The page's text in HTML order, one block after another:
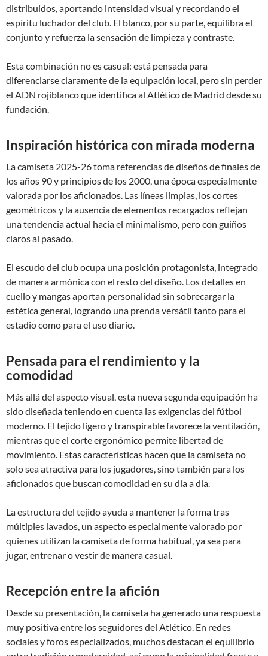
distribuidos, aportando intensidad visual y recordando el
espíritu luchador del club. El blanco, por su parte, equilibra el
conjunto y refuerza la sensación de limpieza y contraste.
Esta combinación no es casual: está pensada para
diferenciarse claramente de la equipación local, pero sin perder
el ADN rojiblanco que identifica al Atlético de Madrid desde su
fundación.
Inspiración histórica con mirada moderna
La camiseta 2025-26 toma referencias de diseños de finales de
los años 90 y principios de los 2000, una época especialmente
valorada por los aficionados. Las líneas limpias, los cortes
geométricos y la ausencia de elementos recargados reflejan
una tendencia actual hacia el minimalismo, pero con guiños
claros al pasado.
El escudo del club ocupa una posición protagonista, integrado
de manera armónica con el resto del diseño. Los detalles en
cuello y mangas aportan personalidad sin sobrecargar la
estética general, logrando una prenda versátil tanto para el
estadio como para el uso diario.
Pensada para el rendimiento y la
comodidad
Más allá del aspecto visual, esta nueva segunda equipación ha
sido diseñada teniendo en cuenta las exigencias del fútbol
moderno. El tejido ligero y transpirable favorece la ventilación,
mientras que el corte ergonómico permite libertad de
movimiento. Estas características hacen que la camiseta no
solo sea atractiva para los jugadores, sino también para los
aficionados que buscan comodidad en su día a día.
La estructura del tejido ayuda a mantener la forma tras
múltiples lavados, un aspecto especialmente valorado por
quienes utilizan la camiseta de forma habitual, ya sea para
jugar, entrenar o vestir de manera casual.
Recepción entre la afición
Desde su presentación, la camiseta ha generado una respuesta
muy positiva entre los seguidores del Atlético. En redes
sociales y foros especializados, muchos destacan el equilibrio